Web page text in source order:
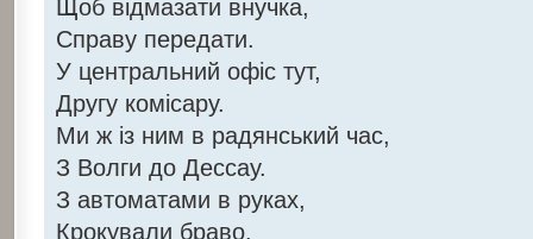
Щоб відмазати внучка,
Справу передати.
У центральний офіс тут,
Другу комісару.
Ми ж із ним в радянський час,
З Волги до Дессау.
З автоматами в руках,
Крокували браво.